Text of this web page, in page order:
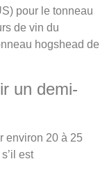
pour le tonneau
de vin du
hogshead de
un demi-
environ 20 à 25
est